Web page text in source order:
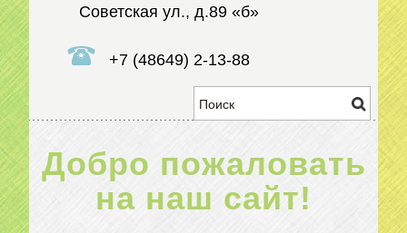
Советская ул., д.89 «б»
+7 (48649) 2-13-88
Добро пожаловать
на наш сайт!